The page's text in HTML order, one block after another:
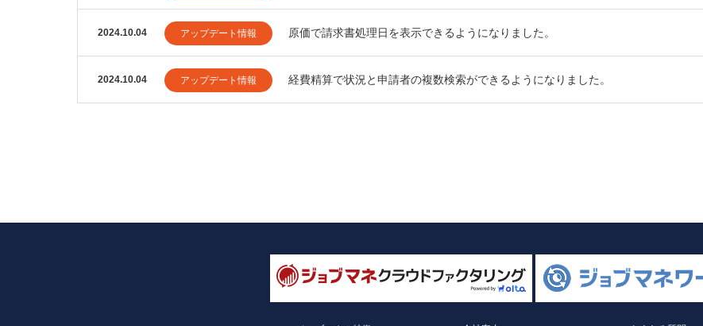
2024.10.04 アップデート情報 原価で請求書処理日を表示できるようになりました。
2024.10.04 アップデート情報 経費精算で状況と申請者の複数検索ができるようになりました。